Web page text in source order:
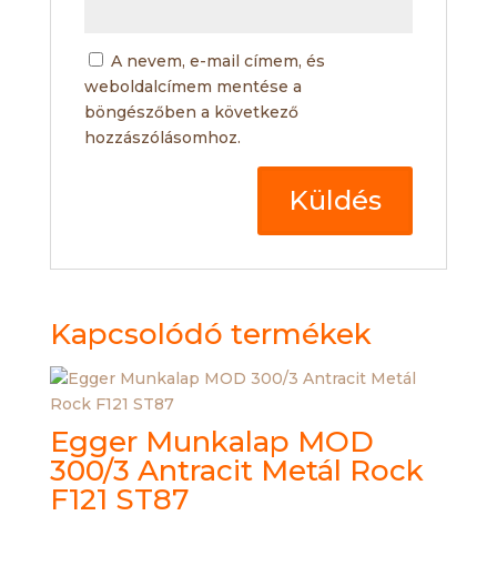
A nevem, e-mail címem, és
weboldalcímem mentése a
böngészőben a következő
hozzászólásomhoz.
Kapcsolódó termékek
Egger Munkalap MOD
300/3 Antracit Metál Rock
F121 ST87